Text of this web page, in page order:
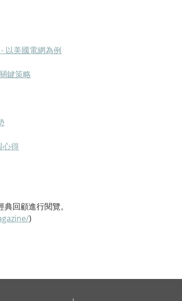
以美國電網為例
鍵策略
心得
回顧進行閱覽。
)